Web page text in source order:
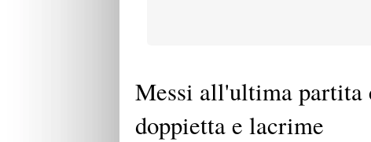
Messi all'ultima partita
doppietta e lacrime